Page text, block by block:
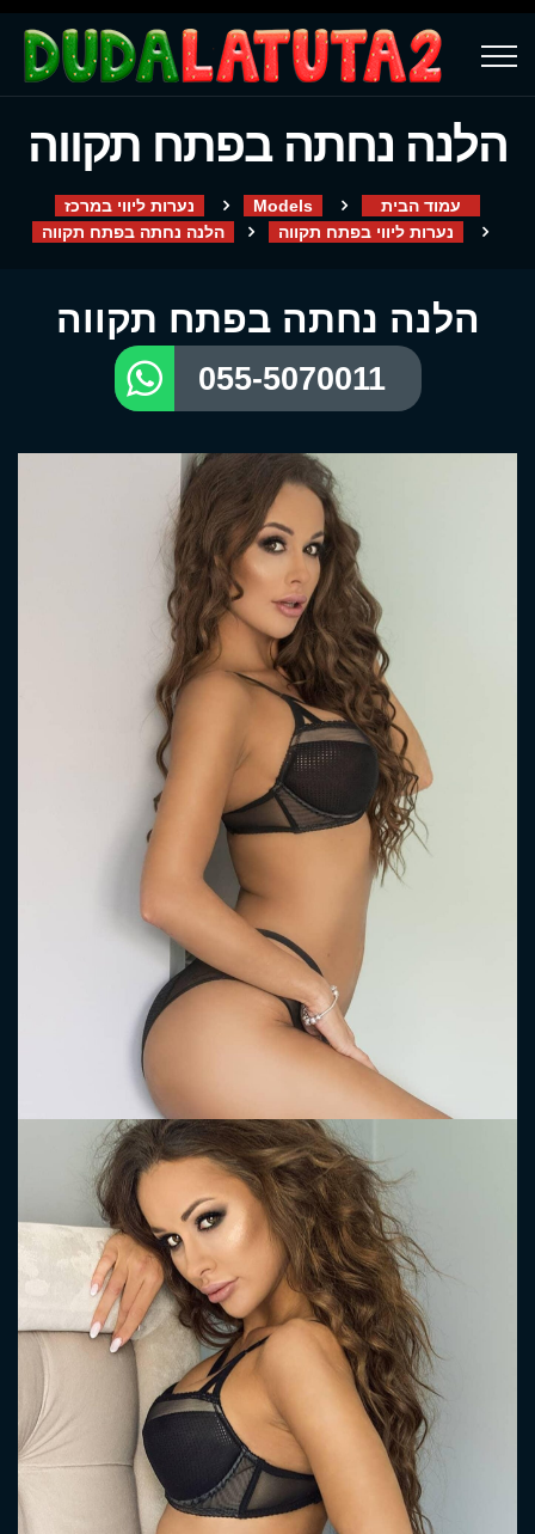
הלנה נחתה בפתח תקווה
עמוד הבית Models
נערות ליווי במרכז
נערות ליווי בפתח תקווה
הלנה נחתה בפתח תקווה
הלנה נחתה בפתח תקווה
055-5070011